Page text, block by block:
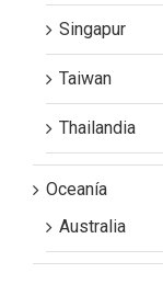
Singapur
Taiwan
Thailandia
Oceanía
Australia